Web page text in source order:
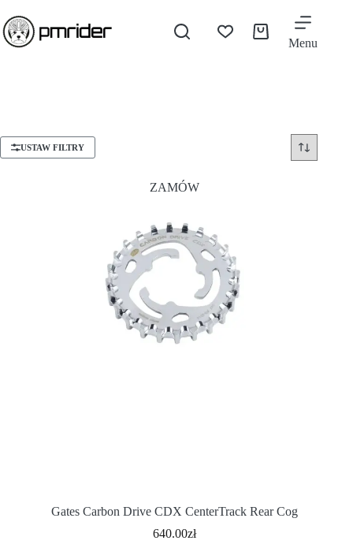
Menu
USTAW FILTRY
ZAMÓW
Gates Carbon Drive CDX CenterTrack Rear Cog
640.00zł